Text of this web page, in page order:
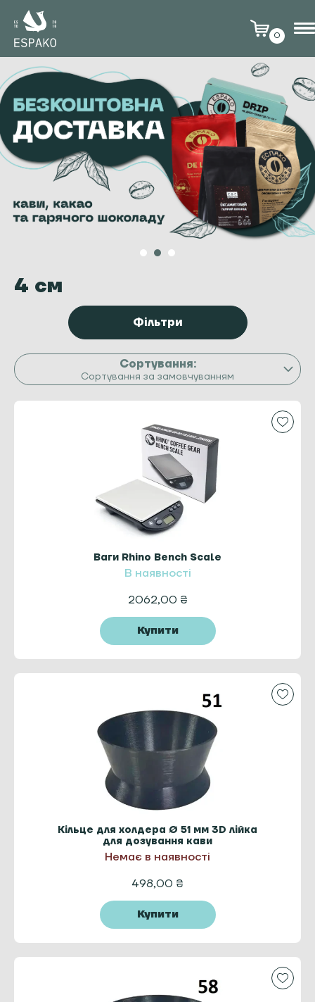
0
4 см
Фільтри
Сортування за замовчуванням
Ваги Rhino Bench Scale
В наявності
2062,00 ₴
Купити
Кільце для холдера Ø 51 мм 3D лійка
для дозування кави
Немає в наявності
498,00 ₴
Купити